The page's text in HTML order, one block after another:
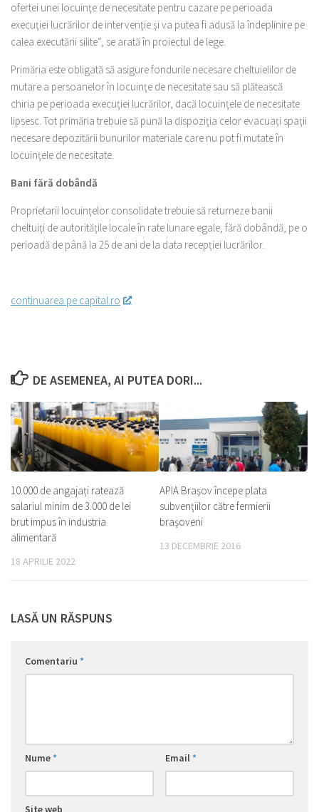
ofertei unei locuinţe de necesitate pentru cazare pe perioada
execuţiei lucrărilor de intervenţie şi va putea fi adusă la îndeplinire pe
calea executării silite“, se arată în proiectul de lege.
Primăria este obligată să asigure fondurile necesare cheltuielilor de
mutare a persoanelor în locuinţe de necesitate sau să plătească
chiria pe perioada execuţiei lucrărilor, dacă locuinţele de necesitate
lipsesc. Tot primăria trebuie să pună la dispoziţia celor evacuaţi spaţii
necesare depozitării bunurilor materiale care nu pot fi mutate în
locuinţele de necesitate.
Bani fără dobândă
Proprietarii locuinţelor consolidate trebuie să returneze banii
cheltuiţi de autorităţile locale în rate lunare egale, fără dobândă, pe o
perioadă de până la 25 de ani de la data recepţiei lucrărilor.
continuarea pe capital.ro
DE ASEMENEA, AI PUTEA DORI...
10.000 de angajați ratează
salariul minim de 3.000 de lei
brut impus în industria
alimentară
18 APRILIE 2022
APIA Braşov începe plata
subvenţiilor către fermierii
braşoveni
13 DECEMBRIE 2016
LASĂ UN RĂSPUNS
Comentariu *
Nume* Email*
Site web